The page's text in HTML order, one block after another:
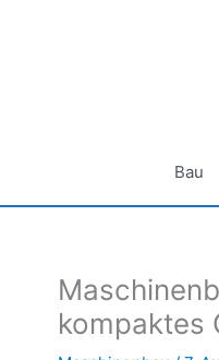
Bau
kompaktes